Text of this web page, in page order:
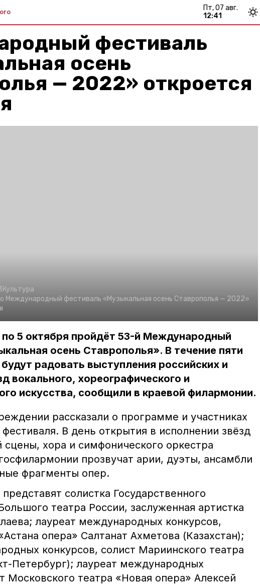
пт, 07 авг.
12:41
фестиваль
осень
— 2022» откроется
Культура
Международный фестиваль «Музыкальная осень Ставрополья — 2022»
по 5 октября пройдёт 53-й Международный
осень Ставрополья». В течение пяти
радовать выступления российских и
вокального, хореографического и
искусства, сообщили в краевой филармонии.
рассказали о программе и участниках
В день открытия в исполнении звёзд
хора и симфонического оркестра
прозвучат арии, дуэты, ансамбли
фрагменты опер.
солистка Государственного
театра России, заслуженная артистка
лауреат международных конкурсов,
опера» Салтанат Ахметова (Казахстан);
конкурсов, солист Мариинского театра
Петербург); лауреат международных
Московского театра «Новая опера» Алексей